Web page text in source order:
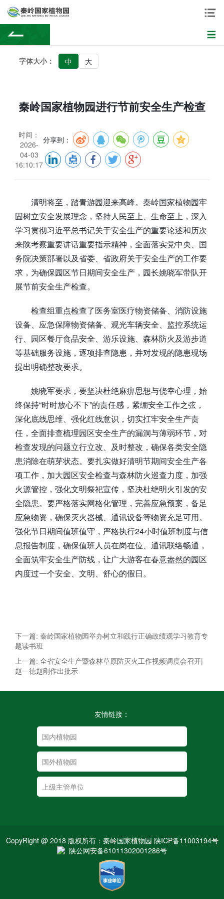
字体大小： 中 大
秦岭国家植物园进行节前安全生产检查
时间：
2026-
04-03
16:10:17
分享到：
清明将至，踏青游园迎来高峰。秦岭国家植物园牢
固树立安全发展理念，坚持人民至上、生命至上，深入
学习贯彻习近平总书记关于安全生产的重要论述和历次
来陕考察重要讲话重要指示精神，全面落实党中央、国
务院决策部署以及省委、省政府关于安全生产的工作要
求，为确保园区节日期间安全生产，园长姚晓军带队开
展节前安全生产检查。
检查组重点检查了医务室医疗物资储备、消防设施
设备、应急保障物资储备、观光车辆安全、监控系统运
行、园区餐厅食品安全、游乐设施、森林防火及游步道
等基础服务设施，逐项排查隐患，并对发现的隐患现场
提出明确整改要求。
姚晓军要求，要坚决杜绝麻痹思想与侥幸心理，始
终保持“时时放心不下”的责任感，紧绷安全工作之弦，
深化底线思维、强化红线意识，切实扛牢安全生产责
任，全面排查梳理园区安全生产的漏洞与薄弱环节，对
检查发现的问题立行立改、及时整改，确保各类安全隐
患消除在萌芽状态。要扎实做好清明节期间安全生产各
项工作，加大园区安全检查与森林防火巡查力度，加强
火源管控，强化文明祭祀宣传，坚决杜绝明火引发的安
全隐患。要严格落实网格化管理，完善应急预案，备足
应急物资，确保灭火器械、通讯设备等物资充足可用。
强化节日期间值班值守，严格执行24小时值班制度与信
息报告制度，确保值班人员在岗在位、通讯联络畅通，
全面筑牢安全生产防线，让广大游客在春意盎然的园区
内度过一个安全、文明、舒心的假日。
下一篇: 秦岭国家植物园举办树立和践行正确政绩观学习教育专
题读书班
上一篇: 全省安全生产暨森林草原防灭火工作视频调度会召开|
赵一德赵刚作出批示
友情链接：
CopyRight @ 2018 版权所有：秦岭国家植物园 陕ICP备11003194号
陕公网安备61011302001286号